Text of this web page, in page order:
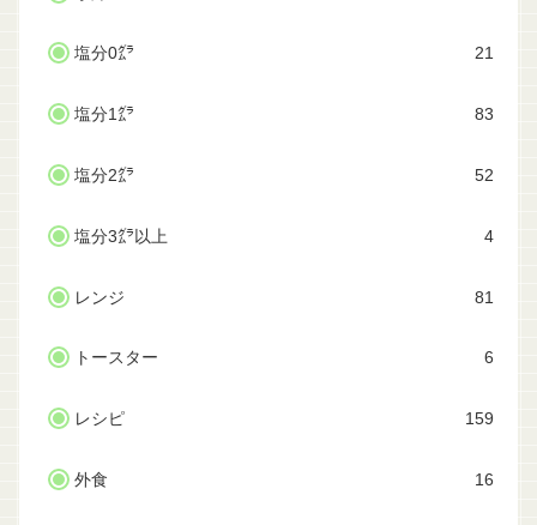
塩分0㌘ 21
塩分1㌘ 83
塩分2㌘ 52
塩分3㌘以上 4
レンジ 81
トースター 6
レシピ 159
外食 16